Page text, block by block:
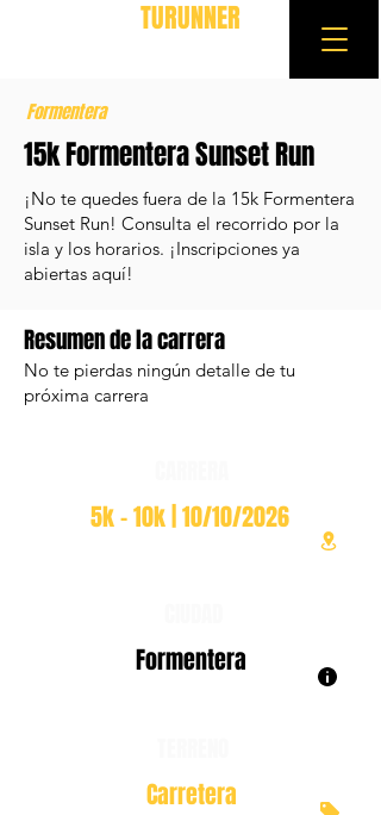
TURUNNER
Formentera
15k Formentera Sunset Run
¡No te quedes fuera de la 15k Formentera
Sunset Run! Consulta el recorrido por la
isla y los horarios. ¡Inscripciones ya
abiertas aquí!
Resumen de la carrera
No te pierdas ningún detalle de tu
próxima carrera
5k - 10k | 10/10/2026
Formentera
Carretera